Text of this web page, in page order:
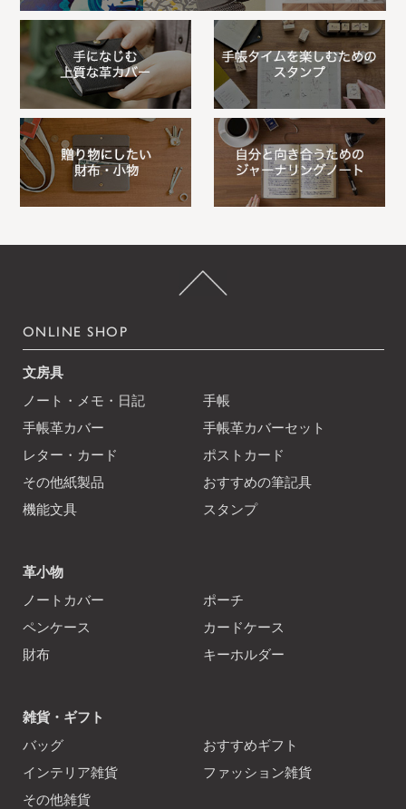
ONLINE SHOP
文房具
ノート・メモ・日記
手帳
手帳革カバー
手帳革カバーセット
レター・カード
ポストカード
その他紙製品
おすすめの筆記具
機能文具
スタンプ
革小物
ノートカバー
ポーチ
ペンケース
カードケース
財布
キーホルダー
雑貨・ギフト
バッグ
おすすめギフト
インテリア雑貨
ファッション雑貨
その他雑貨